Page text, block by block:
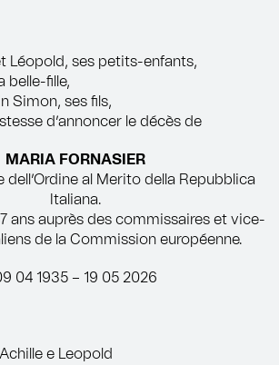
Léopold, ses petits-enfants,
belle-fille,
Simon, ses fils,
d’annoncer le décès de
MARIA FORNASIER
al Merito della Repubblica
Italiana.
ans auprès des commissaires et vice-
de la Commission européenne.
04 1935 – 19 05 2026
e Leopold